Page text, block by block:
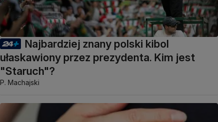
Najbardziej znany polski kibol
ułaskawiony przez prezydenta. Kim jest
"Staruch"?
P. Machajski